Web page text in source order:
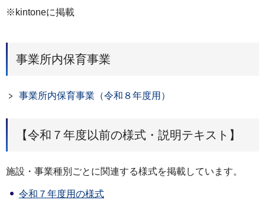
※kintoneに掲載
事業所内保育事業
事業所内保育事業（令和８年度用）
【令和７年度以前の様式・説明テキスト】
施設・事業種別ごとに関連する様式を掲載しています。
令和７年度用の様式